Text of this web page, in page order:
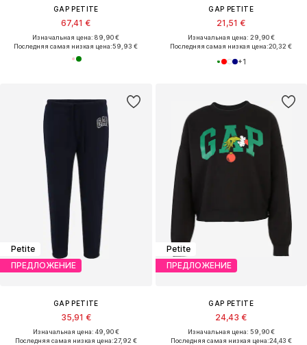
GAP PETITE
67,41 €
Изначальная цена: 89,90 €
Последняя самая низкая цена:59,93 €
GAP PETITE
21,51 €
Изначальная цена: 29,90 €
Последняя самая низкая цена:20,32 €
+1
Petite
ПРЕДЛОЖЕНИЕ
GAP PETITE
35,91 €
Изначальная цена: 49,90 €
Последняя самая низкая цена:27,92 €
Petite
ПРЕДЛОЖЕНИЕ
GAP PETITE
24,43 €
Изначальная цена: 59,90 €
Последняя самая низкая цена:24,43 €